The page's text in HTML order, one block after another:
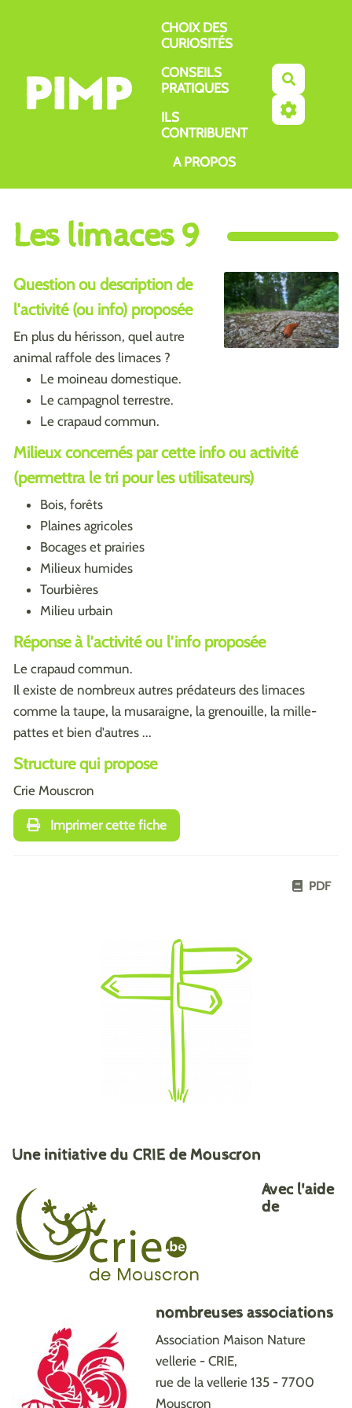
CHOIX DES
CURIOSITÉS
CONSEILS
PRATIQUES
ILS
CONTRIBUENT
A PROPOS
Les limaces 9
Question ou description de
l'activité (ou info) proposée
En plus du hérisson, quel autre
animal raffole des limaces ?
Le moineau domestique.
Le campagnol terrestre.
Le crapaud commun.
Milieux concernés par cette info ou activité
(permettra le tri pour les utilisateurs)
Bois, forêts
Plaines agricoles
Bocages et prairies
Milieux humides
Tourbières
Milieu urbain
Réponse à l'activité ou l'info proposée
Le crapaud commun.
Il existe de nombreux autres prédateurs des limaces
comme la taupe, la musaraigne, la grenouille, la mille-
pattes et bien d'autres ...
Structure qui propose
Crie Mouscron
Imprimer cette fiche
PDF
Une initiative du CRIE de Mouscron
Avec l'aide
de
nombreuses associations
Association Maison Nature
vellerie - CRIE,
rue de la vellerie 135 - 7700
Mouscron